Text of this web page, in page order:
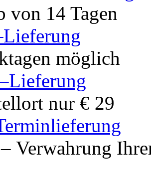
von 14 Tagen
möglich
nur € 29
Verwahrung